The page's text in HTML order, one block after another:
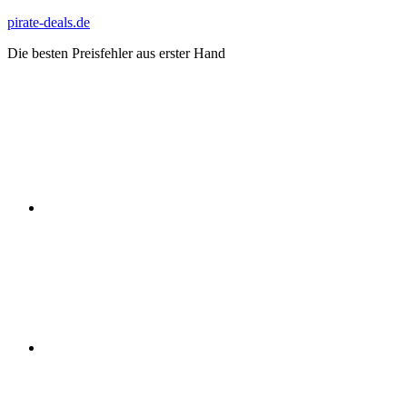
Zum
springen
pirate-deals.de
Die besten Preisfehler aus erster Hand